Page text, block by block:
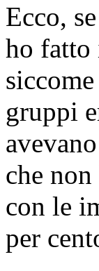
Ecco,
ho fatto
gruppi
che
con le
per